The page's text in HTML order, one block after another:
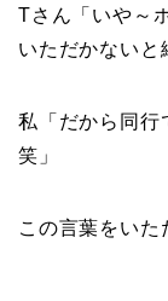
Tさん「いや～
いただかないと
私「だから同行
笑」
この言葉をい